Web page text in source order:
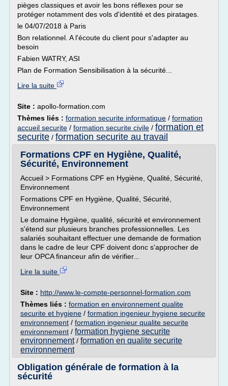
pièges classiques et avoir les bons réflexes pour se
protéger notamment des vols d'identité et des piratages.
le 04/07/2018 à Paris
Bon relationnel. A l'écoute du client pour s'adapter au
besoin
Fabien WATRY, ASI
Plan de Formation Sensibilisation à la sécurité...
Lire la suite
Site : apollo-formation.com
Thèmes liés : formation securite informatique / formation
accueil securite / formation securite civile / formation et
securite / formation securite au travail
Formations CPF en Hygiène, Qualité,
Sécurité, Environnement
Accueil > Formations CPF en Hygiène, Qualité, Sécurité,
Environnement
Formations CPF en Hygiène, Qualité, Sécurité,
Environnement
Le domaine Hygiène, qualité, sécurité et environnement
s'étend sur plusieurs branches professionnelles. Les
salariés souhaitant effectuer une demande de formation
dans le cadre de leur CPF doivent donc s'approcher de
leur OPCA financeur afin de vérifier...
Lire la suite
Site : http://www.le-compte-personnel-formation.com
Thèmes liés : formation en environnement qualite
securite et hygiene / formation ingenieur hygiene securite
environnement / formation ingenieur qualite securite
environnement / formation hygiene securite
environnement/ formation en qualite securite
environnement
Obligation générale de formation à la
sécurité